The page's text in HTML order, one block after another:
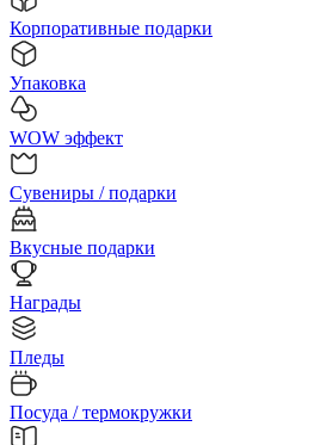
Корпоративные подарки
Упаковка
WOW эффект
Сувениры / подарки
Вкусные подарки
Награды
Пледы
Посуда / термокружки